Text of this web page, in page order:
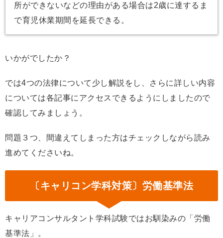
所ができないなどの理由がある場合は2歳に達するま
で育児休業期間を延長できる。
いかがでしたか？
では4つの法律について少し解説をし、さらに詳しい内容
については各記事にアクセスできるようにしましたので
確認してみましょう。
問題３つ、間違えてしまった方はチェックしながら読み
進めてくださいね。
〔キャリコン学科対策〕労働基準法
キャリアコンサルタント学科試験ではお馴染みの「労働
基準法」。